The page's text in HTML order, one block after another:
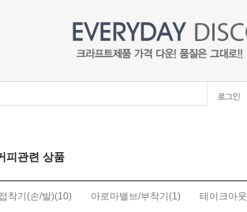
피관련 상품
착기(손/발)(10) 아로마밸브/부착기 (1) 테이크아